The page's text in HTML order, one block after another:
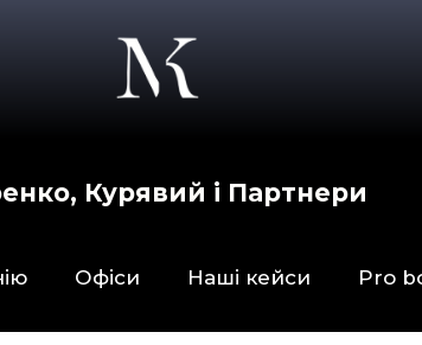
Курявий і Партнери
Офіси Наші кейси Pro